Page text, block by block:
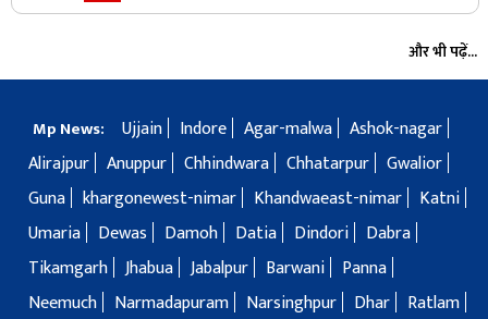
और भी पढ़ें...
Mp News: Ujjain Indore Agar-malwa Ashok-nagar
Alirajpur Anuppur Chhindwara Chhatarpur Gwalior
Guna khargonewest-nimar Khandwaeast-nimar
Katni
Umaria
Dewas Damoh Datia Dindori
Dabra
Tikamgarh Jhabua Jabalpur Barwani
Panna
Neemuch
Narmadapuram Narsinghpur Dhar
Ratlam